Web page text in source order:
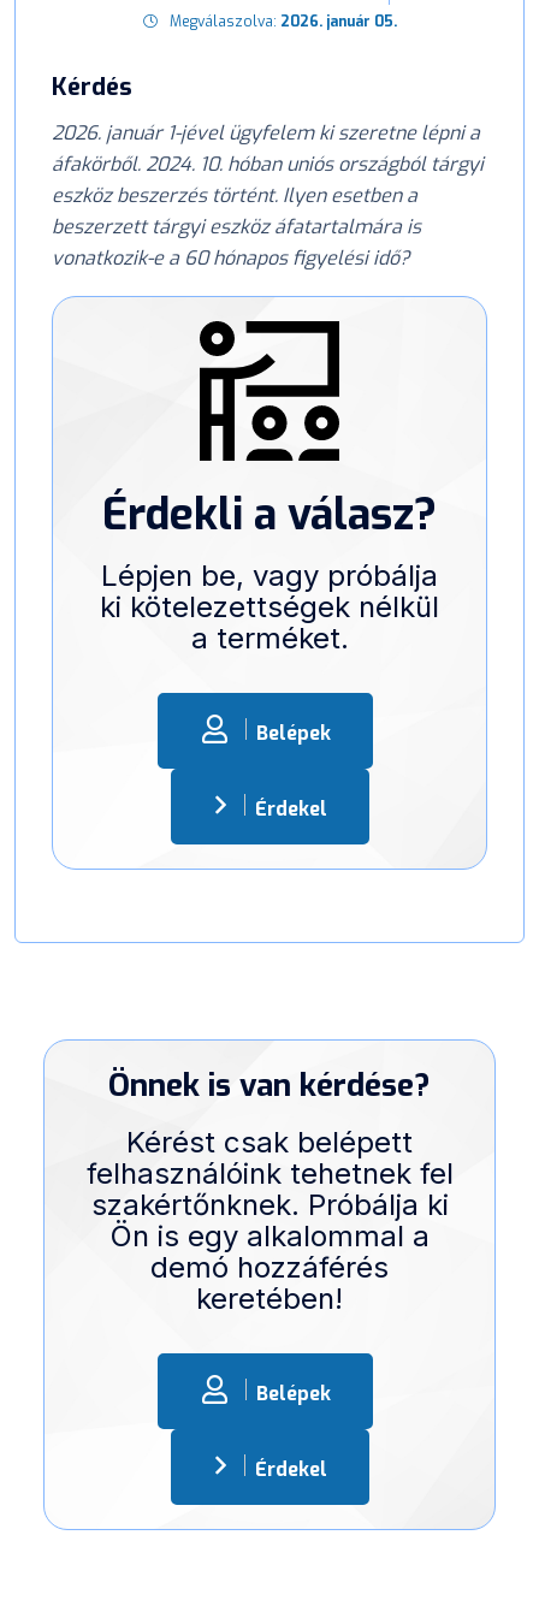
Megválaszolva: 2026. január 05.
Kérdés
2026. január 1-jével ügyfelem ki szeretne lépni a
áfakörből. 2024. 10. hóban uniós országból tárgyi
eszköz beszerzés történt. Ilyen esetben a
beszerzett tárgyi eszköz áfatartalmára is
vonatkozik-e a 60 hónapos figyelési idő?
Érdekli a válasz?
Lépjen be, vagy próbálja
ki kötelezettségek nélkül
a terméket.
Belépek
Érdekel
Önnek is van kérdése?
Kérést csak belépett
felhasználóink tehetnek fel
szakértőnknek. Próbálja ki
Ön is egy alkalommal a
demó hozzáférés
keretében!
Belépek
Érdekel